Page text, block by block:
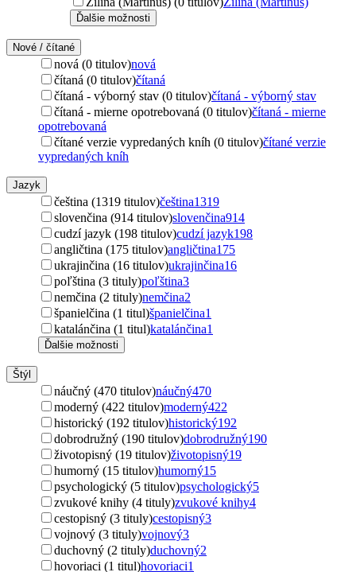
Ďalšie možnosti
Nové / čítané
nová (0 titulov)nová
čítaná (0 titulov)čítaná
čítaná - výborný stav (0 titulov)čítaná - výborný stav
čítaná - mierne opotrebovaná (0 titulov)čítaná - mierne
opotrebovaná
čítané verzie vypredaných kníh (0 titulov)čítané verzie
vypredaných kníh
Jazyk
čeština (1319 titulov)čeština1319
slovenčina (914 titulov)slovenčina914
cudzí jazyk (198 titulov)cudzí jazyk198
angličtina (175 titulov)angličtina175
ukrajinčina (16 titulov)ukrajinčina16
poľština (3 tituly)poľština3
nemčina (2 tituly)nemčina2
španielčina (1 titul)španielčina1
katalánčina (1 titul)katalánčina1
Ďalšie možnosti
Štýl
náučný (470 titulov)náučný470
moderný (422 titulov)moderný422
historický (192 titulov)historický192
dobrodružný (190 titulov)dobrodružný190
životopisný (19 titulov)životopisný19
humorný (15 titulov)humorný15
psychologický (5 titulov)psychologický5
zvukové knihy (4 tituly)zvukové knihy4
cestopisný (3 tituly)cestopisný3
vojnový (3 tituly)vojnový3
duchovný (2 tituly)duchovný2
hovoriaci (1 titul)hovoriaci1